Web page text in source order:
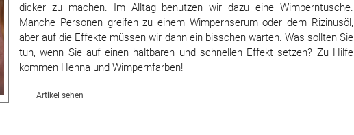
dicker zu machen. Im Alltag benutzen wir dazu eine Wimperntusche.
Manche Personen greifen zu einem Wimpernserum oder dem Rizinusöl,
aber auf die Effekte müssen wir dann ein bisschen warten. Was sollten Sie
tun, wenn Sie auf einen haltbaren und schnellen Effekt setzen? Zu Hilfe
kommen Henna und Wimpernfarben!
Artikel sehen